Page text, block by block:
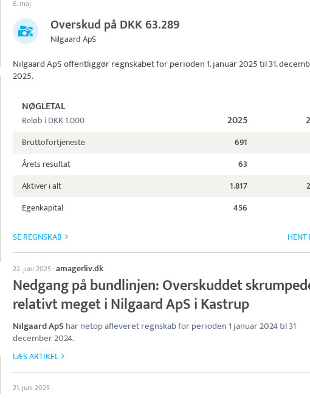
6. maj
Overskud på DKK 63.289
Nilgaard ApS
Nilgaard ApSoffentliggør regnskabet for perioden 1. januar 2025 til 31.
2025.
NØGLETAL
Beløb i DKK 1.000 2025
Bruttofortjeneste
691
Årets resultat
63
Aktiver i alt
1.817
Egenkapital
456
SE REGNSKAB HENT
22. juni 2025·amagerliv.dk
Nedgang på bundlinjen: Overskuddet
relativt meget i Nilgaard ApS i Kastrup
Nilgaard ApShar netop afleveret regnskab for perioden 1 januar 2024 til 31
december 2024.
LÆS ARTIKEL
21. juni 2025